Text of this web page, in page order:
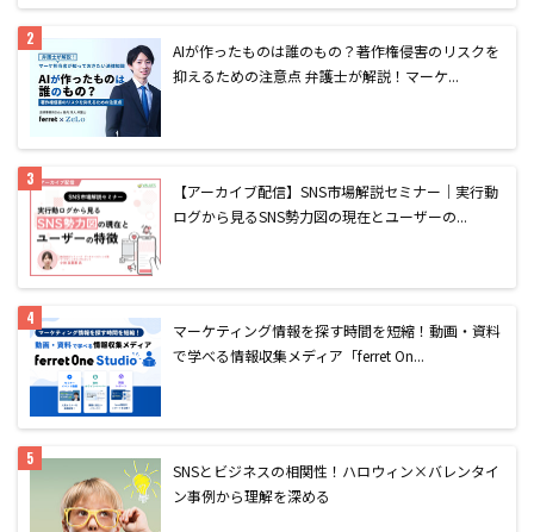
AIが作ったものは誰のもの？著作権侵害のリスクを
抑えるための注意点 弁護士が解説！マーケ...
【アーカイブ配信】SNS市場解説セミナー｜実行動
ログから見るSNS勢力図の現在とユーザーの...
マーケティング情報を探す時間を短縮！動画・資料
で学べる情報収集メディア「ferret On...
SNSとビジネスの相関性！ハロウィン×バレンタイ
ン事例から理解を深める